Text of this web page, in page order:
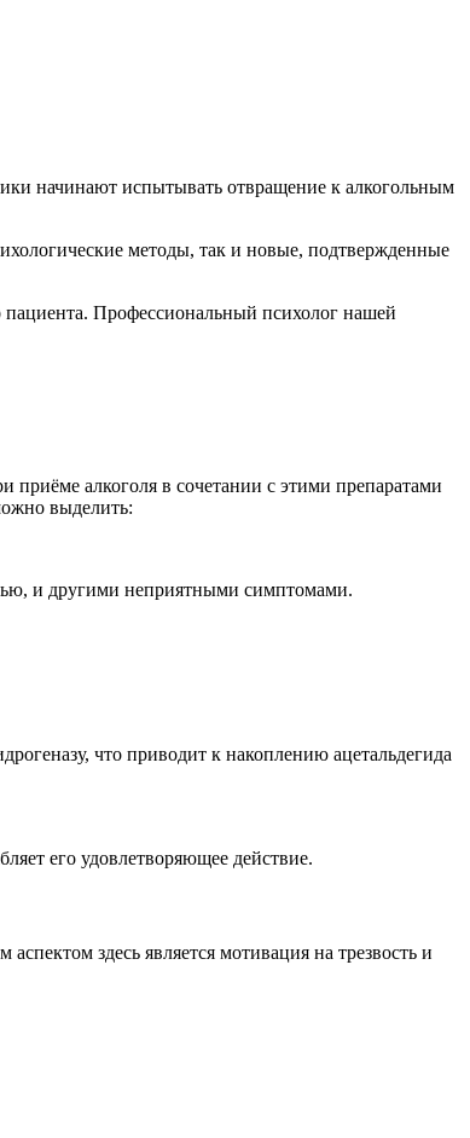
начинают испытывать отвращение к алкогольным
методы, так и новые, подтвержденные
Профессиональный психолог нашей
алкоголя в сочетании с этими препаратами
выделить:
и другими неприятными симптомами.
что приводит к накоплению ацетальдегида
его удовлетворяющее действие.
здесь является мотивация на трезвость и